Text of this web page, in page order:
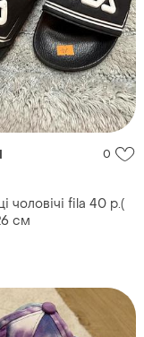
0
чоловічі fila 40 р.(
см